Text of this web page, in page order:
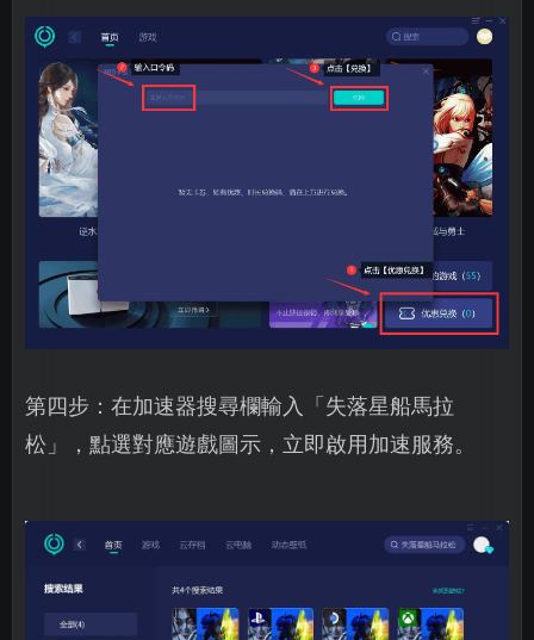
第四步：在加速器搜尋欄輸入「失落星船馬拉
松」，點選對應遊戲圖示，立即啟用加速服務。